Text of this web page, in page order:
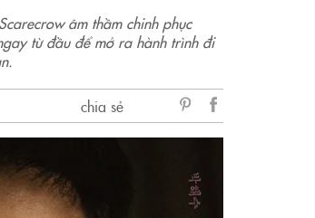
âm thầm chinh phục
từ đầu để mở ra hành trình đi
chia sẻ